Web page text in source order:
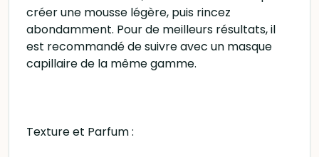
créer une mousse légère, puis rincez
abondamment. Pour de meilleurs résultats, il
est recommandé de suivre avec un masque
capillaire de la même gamme.
Texture et Parfum :